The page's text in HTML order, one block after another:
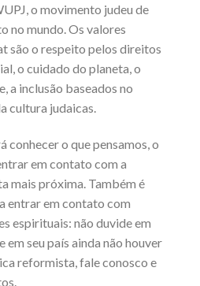
o movimento judeu de
no mundo. Os valores
são o respeito pelos direitos
o cuidado do planeta, o
a inclusão baseados no
cultura judaicas.
conhecer o que pensamos, o
em contato com a
mais próxima. Também é
entrar em contato com
espirituais: não duvide em
em seu país ainda não houver
reformista, fale conosco e